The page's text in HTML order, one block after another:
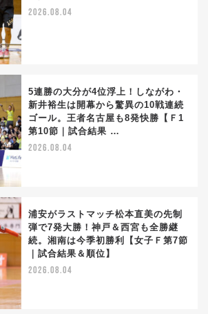
2026.08.04
5連勝の大分が4位浮上！しながわ・
新井裕生は開幕から驚異の10戦連続
ゴール。王者名古屋も8発快勝【Ｆ1
第10節｜試合結果 …
2026.08.04
浦安がラストマッチ松本直美の先制
弾で7発大勝！神戸＆西宮も全勝継
続。湘南は今季初勝利【女子Ｆ第7節
｜試合結果＆順位】
2026.08.04